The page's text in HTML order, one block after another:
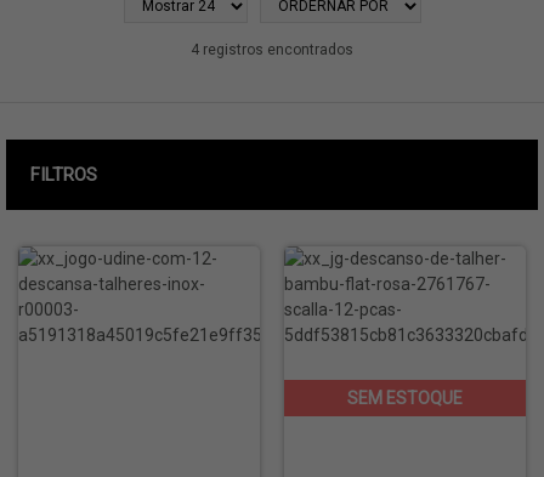
4 registros encontrados
FILTROS